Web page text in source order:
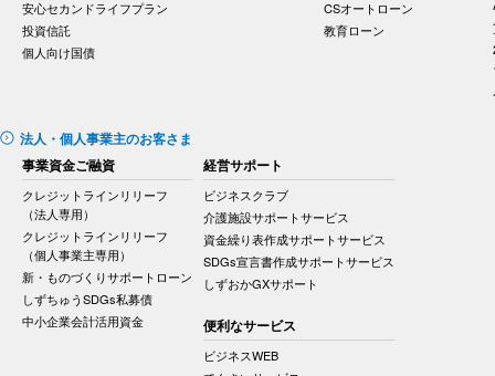
安心セカンドライフプラン
投資信託
個人向け国債
CSオートローン
教育ローン
法人・個人事業主のお客さま
事業資金ご融資
クレジットラインリリーフ
（法人専用）
クレジットラインリリーフ
（個人事業主専用）
新・ものづくりサポートローン
しずちゅうSDGs私募債
中小企業会計活用資金
経営サポート
ビジネスクラブ
介護施設サポートサービス
資金繰り表作成サポートサービス
SDGs宣言書作成サポートサービス
しずおかGXサポート
便利なサービス
ビジネスWEB